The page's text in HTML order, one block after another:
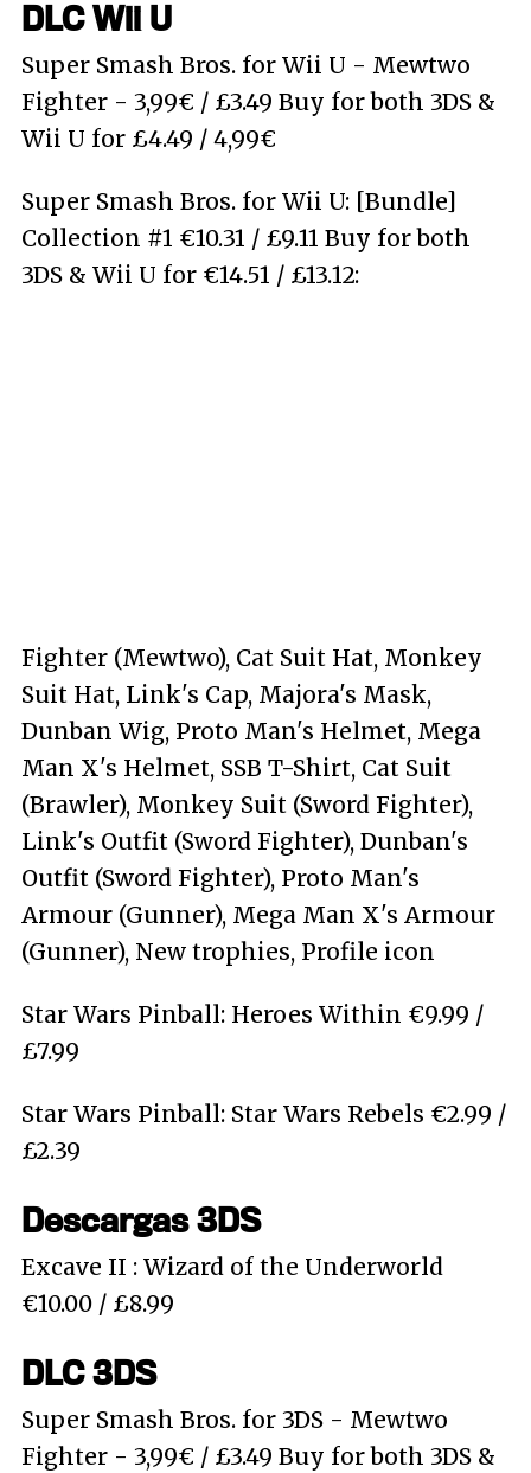
DLC Wii U
Super Smash Bros. for Wii U - Mewtwo
Fighter - 3,99€ / £3.49 Buy for both 3DS &
Wii U for £4.49 / 4,99€
Super Smash Bros. for Wii U: [Bundle]
Collection #1 €10.31 / £9.11 Buy for both
3DS & Wii U for €14.51 / £13.12:
Fighter (Mewtwo), Cat Suit Hat, Monkey
Suit Hat, Link's Cap, Majora's Mask,
Dunban Wig, Proto Man's Helmet, Mega
Man X's Helmet, SSB T-Shirt, Cat Suit
(Brawler), Monkey Suit (Sword Fighter),
Link's Outfit (Sword Fighter), Dunban's
Outfit (Sword Fighter), Proto Man's
Armour (Gunner), Mega Man X's Armour
(Gunner), New trophies, Profile icon
Star Wars Pinball: Heroes Within €9.99 /
£7.99
Star Wars Pinball: Star Wars Rebels €2.99 /
£2.39
Descargas 3DS
Excave II : Wizard of the Underworld
€10.00 / £8.99
DLC 3DS
Super Smash Bros. for 3DS - Mewtwo
Fighter - 3,99€ / £3.49 Buy for both 3DS &